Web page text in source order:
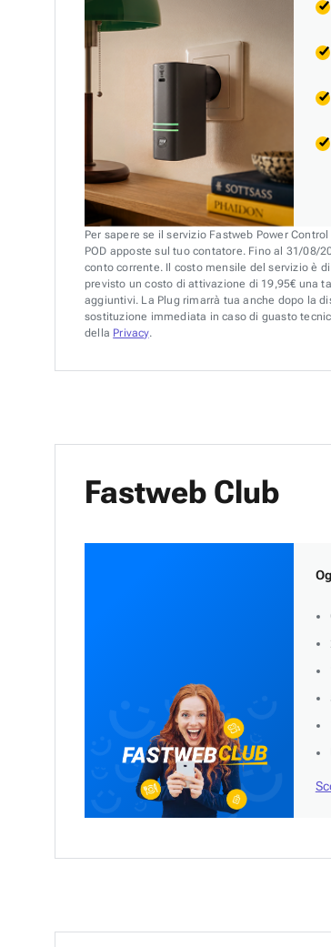
Per sapere se il servizio Fastweb Power
POD apposte sul tuo contatore. Fino al 31/08/
conto corrente. Il costo mensile del servizio è
previsto un costo di attivazione di 19,95€ una
aggiuntivi. La Plug rimarrà tua anche dopo la
sostituzione immediata in caso di guasto
della Privacy.
Fastweb Club